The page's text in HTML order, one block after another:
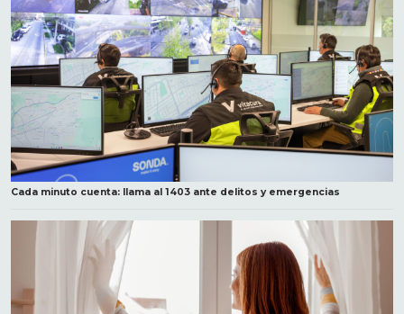
Cada minuto cuenta: llama al 1403 ante delitos y emergencias